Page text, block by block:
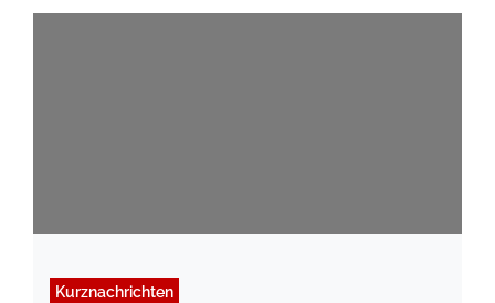
Kurznachrichten